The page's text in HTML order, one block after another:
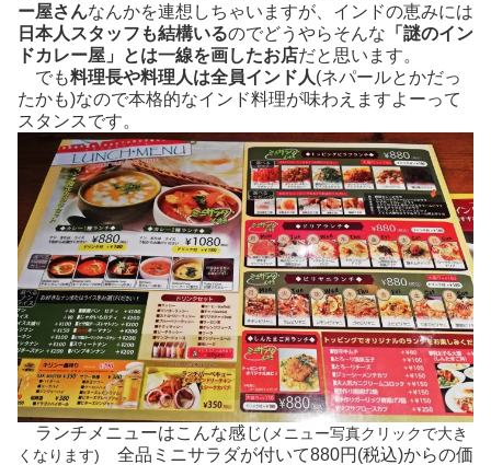
ー屋さんなんかを連想しちゃいますが、インドの恵みには
日本人スタッフも結構いるのでどうやらそんな 「謎のイン
ドカレー屋」とは一線を画したお店だと思います。
でも料理長や料理人は全員インド人(ネパールとかだっ
たかも)なので本格的なインド料理が味わえますよーって
スタンスです。
ランチメニューはこんな感じ(メニュー写真クリックで大き
くなります) 全品ミニサラダが付いて880円(税込)からの価